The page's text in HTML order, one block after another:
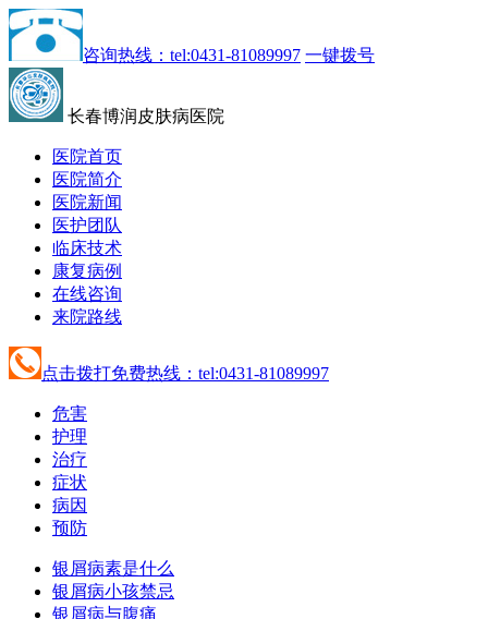
咨询热线：tel:0431-81089997 一键拨号
长春博润皮肤病医院
医院首页
医院简介
医院新闻
医护团队
临床技术
康复病例
在线咨询
来院路线
点击拨打免费热线：tel:0431-81089997
危害
护理
治疗
症状
病因
预防
银屑病素是什么
银屑病小孩禁忌
银屑病与腹痛